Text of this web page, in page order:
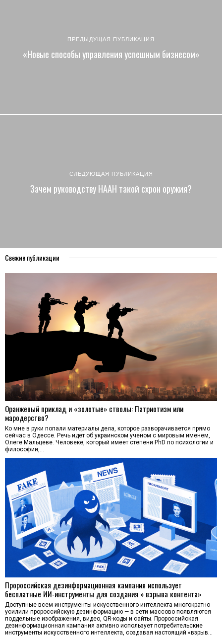
ПРЕДЫДУЩАЯ ПУБЛИКАЦИЯ
«Новые способы управления успешным бизнесом»
СЛЕДУЮЩАЯ ПУБЛИКАЦИЯ
Зачем руководству НААН такой схрон оружия?
Свежие публикации
Оранжевый приклад и «золотые» стволы: Патриотизм или
мародерство?
Ко мне в руки попали материалы дела, которое разворачивается прямо
сейчас в Одессе. Речь идет об украинском ученом с мировым именем,
Олеге Мальцеве. Человеке, который имеет степени PhD по психологии и
философии,…
Пророссийская дезинформационная кампания использует
бесплатные ИИ-инструменты для создания » взрыва контента»
Доступные всем инструменты искусственного интеллекта многократно
усилили пророссийскую дезинформацию — в сети массово появляются
поддельные изображения, видео, QR-коды и сайты. Пророссийская
дезинформационная кампания активно использует потребительские
инструменты искусственного интеллекта, создавая настоящий «взрыв…